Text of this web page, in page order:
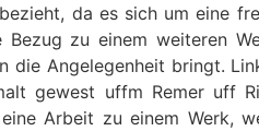
da es sich um eine
Bezug zu einem weiteren
die Angelegenheit bringt.
gewest uffm Remer uff
Arbeit zu einem Werk,